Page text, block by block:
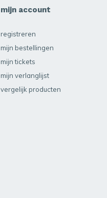
mijn account
registreren
mijn bestellingen
mijn tickets
mijn verlanglijst
vergelijk producten